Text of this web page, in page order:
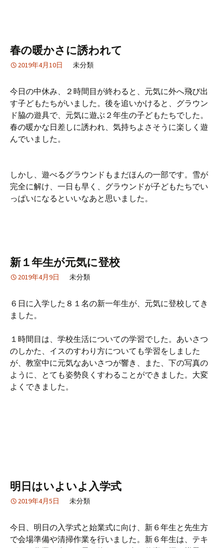
春の暖かさに誘われて
2019年4月10日 未分類
今日の中休み、２時間目が終わると、元気に外へ飛び出
す子どもたちがいました。後を追いかけると、グラウン
ド脇の遊具で、元気に遊ぶ２年生の子どもたちでした。
春の暖かな日差しに誘われ、気持ちよさそうに楽しく遊
んでいました。
しかし、遊べるグラウンドもまだほんの一部です。雪が
完全に解け、一日も早く、グラウンドが子どもたちでい
っぱいになるといいなあと思いました。
新１年生が元気に登校
2019年4月9日 未分類
６日に入学した８１名の新一年生が、元気に登校してき
ました。
１時間目は、学校生活についての学習でした。あいさつ
のしかた、イスのすわり方についても学習をしました
が、教室中に元気なあいさつが響き、また、下の写真の
ように、とても姿勢良くすわることができました。大変
よくできました。
明日はいよいよ入学式
2019年4月5日 未分類
今日、明日の入学式と始業式に向け、新６年生と先生方
で会場準備や清掃作業を行いました。新６年生は、テキ